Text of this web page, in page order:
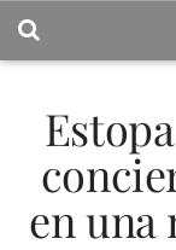
en una